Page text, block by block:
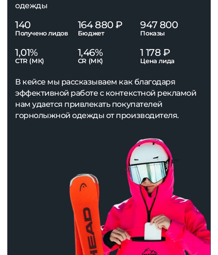
одежды
140
Получено лидов
164 880 ₽
Бюджет
947 800
Показы
1,01%
CTR (МК)
1,46%
CR (МК)
1 178 ₽
Цена лида
В кейсе мы рассказываем как благодаря
эффективной работе с контекстной рекламой
нам удается привлекать покупателей
горнолыжной одежды от производителя.